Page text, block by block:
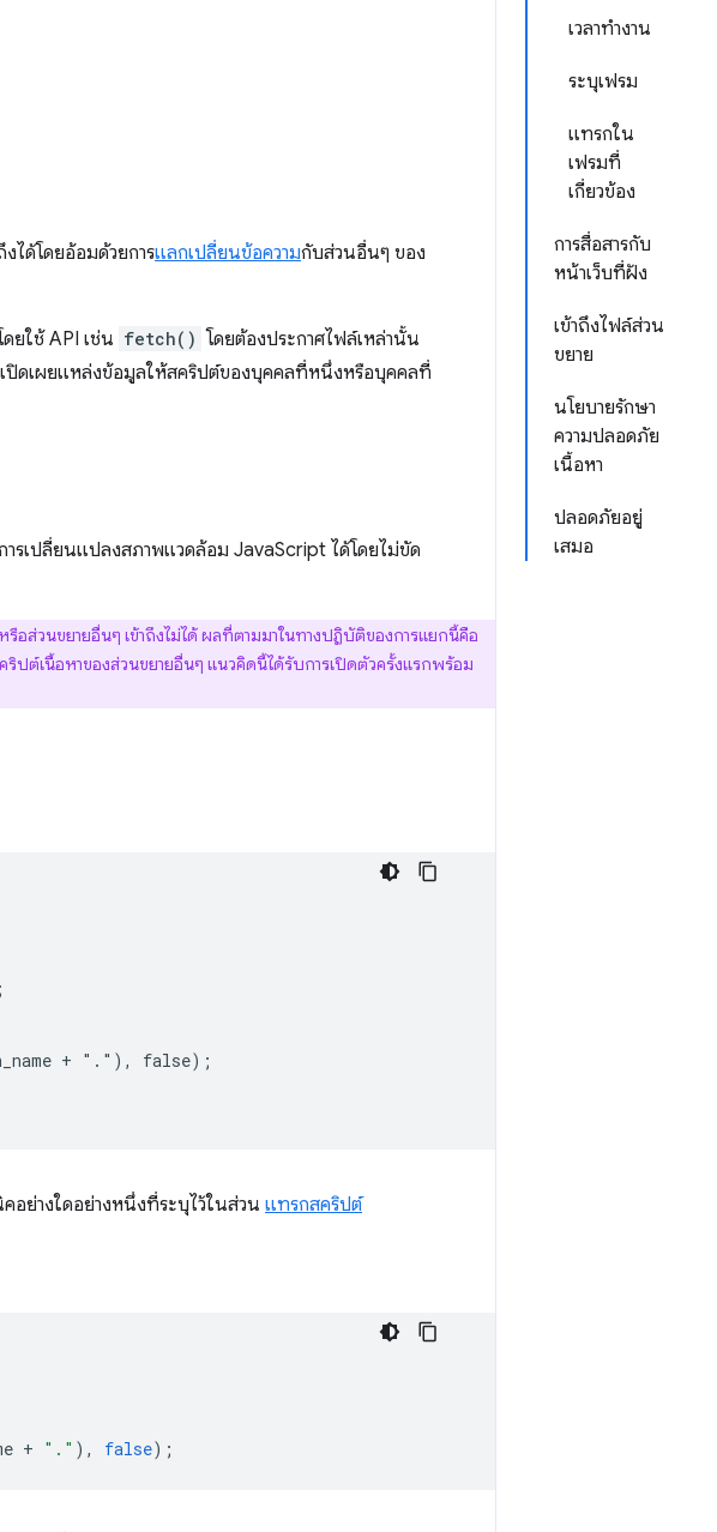
เวลาทำงาน
ระบุเฟรม
แทรกใน
เฟรมที่
เกี่ยวข้อง
การสื่อสารกับ
หน้าเว็บที่ฝัง
เข้าถึงไฟล์ส่วน
ขยาย
นโยบายรักษา
ความปลอดภัย
เนื้อหา
ปลอดภัยอยู่
เสมอ
ได้โดยอ้อมด้วยการแลกเปลี่ยนข้อความกับส่วนอื่นๆ ของ
ยใช้ API เช่น fetch() โดยต้องประกาศไฟล์เหล่านั้น
เปิดเผยแหล่งข้อมูลให้สคริปต์ของบุคคลที่หนึ่งหรือบุคคลที่
รเปลี่ยนแปลงสภาพแวดล้อม JavaScript ได้โดยไม่ขัด
อส่วนขยายอื่นๆ เข้าถึงไม่ได้ ผลที่ตามมาในทางปฏิบัติของการแยกนี้คือ
ปต์เนื้อหาของส่วนขยายอื่นๆ แนวคิดนี้ได้รับการเปิดตัวครั้งแรกพร้อม
+ "."), false);
อย่างใดอย่างหนึ่งที่ระบุไว้ในส่วน แทรกสคริปต์
+ "." ), false);